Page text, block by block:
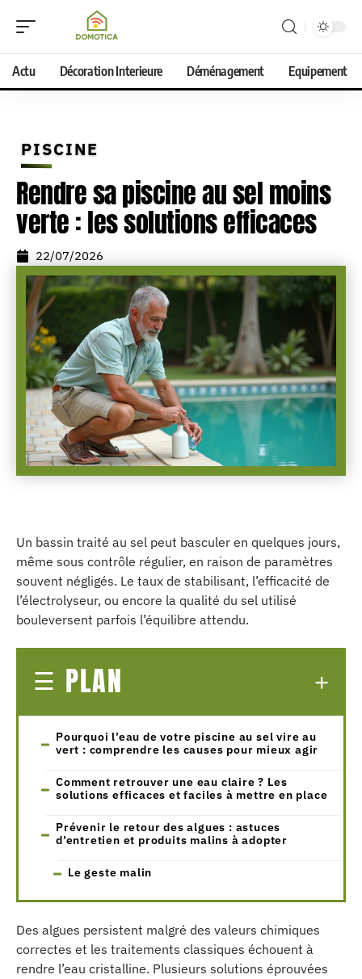
Actu Décoration Interieure Déménagement Equipement
PISCINE
Rendre sa piscine au sel moins
verte : les solutions efficaces
22/07/2026
Un bassin traité au sel peut basculer en quelques jours,
même sous contrôle régulier, en raison de paramètres
souvent négligés. Le taux de stabilisant, l’efficacité de
l’électrolyseur, ou encore la qualité du sel utilisé
bouleversent parfois l’équilibre attendu.
PLAN
Pourquoi l’eau de votre piscine au sel vire au
vert : comprendre les causes pour mieux agir
Comment retrouver une eau claire ? Les
solutions efficaces et faciles à mettre en place
Prévenir le retour des algues : astuces
d’entretien et produits malins à adopter
Le geste malin
Des algues persistent malgré des valeurs chimiques
correctes et les traitements classiques échouent à
rendre l’eau cristalline. Plusieurs solutions éprouvées